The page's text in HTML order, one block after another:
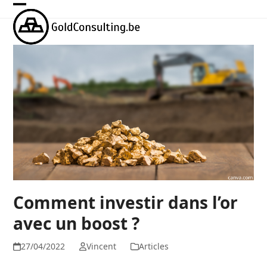
Skip
content
Open
mobile
Close
mobile
Comment investir dans l’or
avec un boost ?
27/04/2022 Vincent Articles